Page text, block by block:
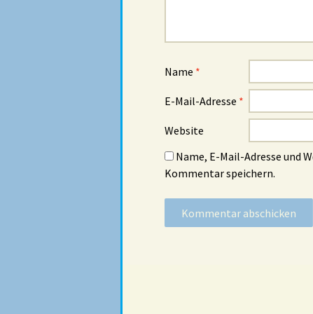
Name *
E-Mail-Adresse *
Website
Name, E-Mail-Adresse und
Kommentar speichern.